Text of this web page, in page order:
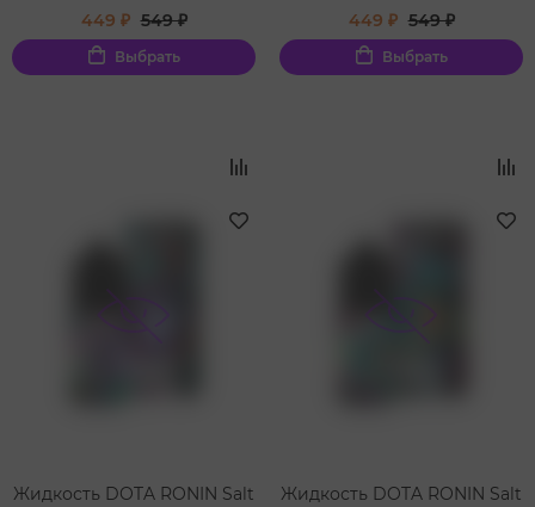
449 ₽ 549 ₽
Выбрать
449 ₽ 549 ₽
Выбрать
Жидкость DOTA RONIN Salt
Жидкость DOTA RONIN Salt